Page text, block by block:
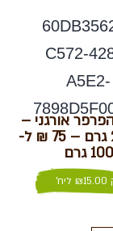
אורגני –
ארוז 20 גרם – 75 ₪ ל-
100 גרם
₪15.00 ליח'